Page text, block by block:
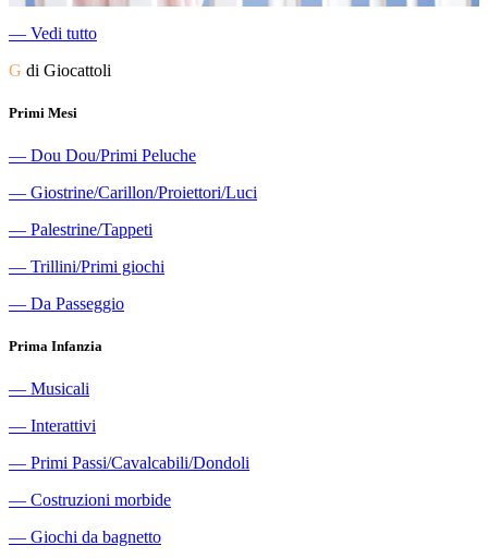
― Vedi tutto
G di Giocattoli
Primi Mesi
― Dou Dou/Primi Peluche
― Giostrine/Carillon/Proiettori/Luci
― Palestrine/Tappeti
― Trillini/Primi giochi
― Da Passeggio
Prima Infanzia
― Musicali
― Interattivi
― Primi Passi/Cavalcabili/Dondoli
― Costruzioni morbide
― Giochi da bagnetto